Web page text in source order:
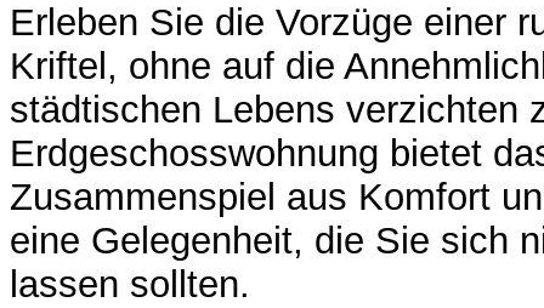
Erleben Sie die Vorzüge einer
Kriftel, ohne auf die
städtischen Lebens verzichten
Erdgeschosswohnung bietet
Zusammenspiel aus Komfort
eine Gelegenheit, die Sie sich
lassen sollten.